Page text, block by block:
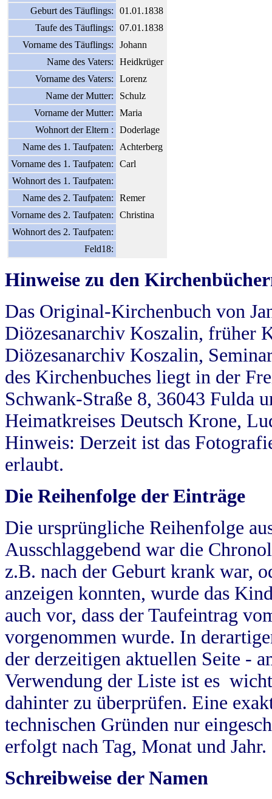
Geburt des Täuflings:
01.01.1838
Taufe des Täuflings:
07.01.1838
Vorname des Täuflings:
Johann
Name des Vaters:
Heidkrüger
Vorname des Vaters:
Lorenz
Name der Mutter:
Schulz
Vorname der Mutter:
Maria
Wohnort der Eltern :
Doderlage
Name des 1. Taufpaten:
Achterberg
Vorname des 1. Taufpaten:
Carl
Wohnort des 1. Taufpaten:
Name des 2. Taufpaten:
Remer
Vorname des 2. Taufpaten:
Christina
Wohnort des 2. Taufpaten:
Feld18:
Hinweise zu den
Das Original-Kirchenbuch von
Diözesanarchiv Koszalin, früher
Diözesanarchiv Koszalin,
des Kirchenbuches liegt in der
Schwank-Straße 8, 36043 Fulda
Heimatkreises Deutsch Krone,
Hinweis: Derzeit ist das
erlaubt.
Die Reihenfolge der Einträge
Die ursprüngliche Reihenfolge
Ausschlaggebend war die
z.B. nach der Geburt krank war,
anzeigen konnten, wurde das
auch vor, dass der Taufeintrag
vorgenommen wurde. In
der derzeitigen aktuellen Seite -
Verwendung der Liste ist es
dahinter zu überprüfen. Eine
technischen Gründen nur
erfolgt nach Tag, Monat und Jahr.
Schreibweise der Namen